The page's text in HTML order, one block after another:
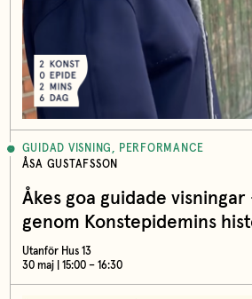
GUIDAD VISNING, PERFORMANCE
ÅSA GUSTAFSSON
Åkes goa guidade
genom Konstepidemins
Utanför Hus 13
30 maj | 15:00 – 16:30